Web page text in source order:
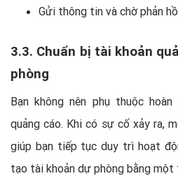
Gửi thông tin và chờ phản
3.3. Chuẩn bị tài khoản
phòng
Bạn không nên phụ thuộc
quảng cáo. Khi có sự cố xảy ra,
giúp bạn tiếp tục duy trì hoạt
tạo tài khoản dự phòng bằng một